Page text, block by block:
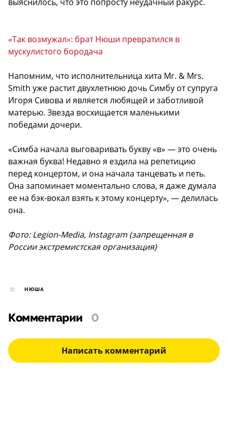
«Так возмужал»: брат Нюши превратился в
мускулистого бородача
Напомним, что исполнительница хита Mr. & Mrs.
Smith уже растит двухлетнюю дочь Симбу от супруга
Игоря Сивова и является любящей и заботливой
матерью. Звезда восхищается маленькими
победами дочери.
«Симба начала выговаривать букву «в» — это очень
важная буква! Недавно я ездила на репетицию
перед концертом, и она начала танцевать и петь.
Она запоминает моментально слова, я даже думала
ее на бэк-вокал взять к этому концерту», — делилась
она.
Фото: Legion-Media, Instagram (запрещенная в
России экстремистская организация)
НЮША
Комментарии 0
Написать комментарий